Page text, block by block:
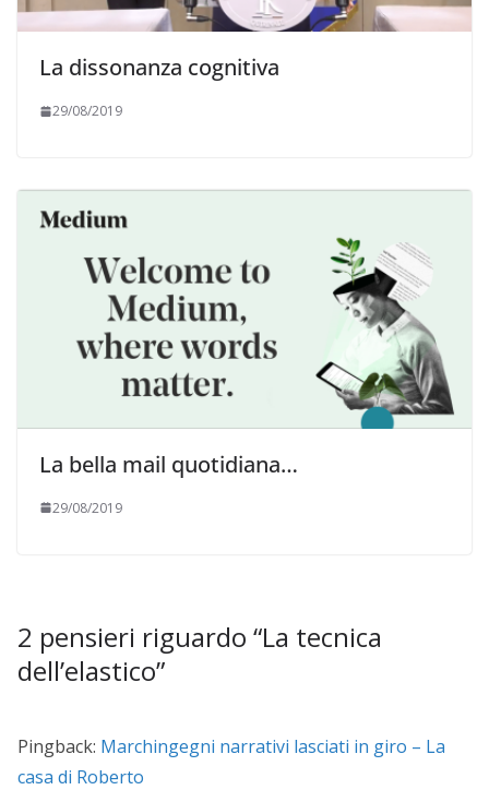
La dissonanza cognitiva
29/08/2019
La bella mail quotidiana…
29/08/2019
2 pensieri riguardo “La tecnica
dell’elastico”
Pingback: Marchingegni narrativi lasciati in giro – La
casa di Roberto